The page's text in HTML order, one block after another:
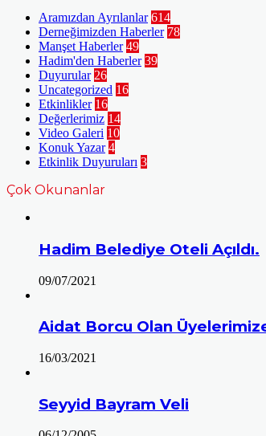
Aramızdan Ayrılanlar 614
Derneğimizden Haberler 78
Manşet Haberler 49
Hadim'den Haberler 39
Duyurular 26
Uncategorized 16
Etkinlikler 16
Değerlerimiz 14
Video Galeri 10
Konuk Yazar 4
Etkinlik Duyuruları 3
Çok Okunanlar
Hadim Belediye Oteli Açıldı.
09/07/2021
Aidat Borcu Olan
16/03/2021
Seyyid Bayram Veli